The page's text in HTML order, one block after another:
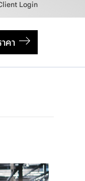
Login
คา